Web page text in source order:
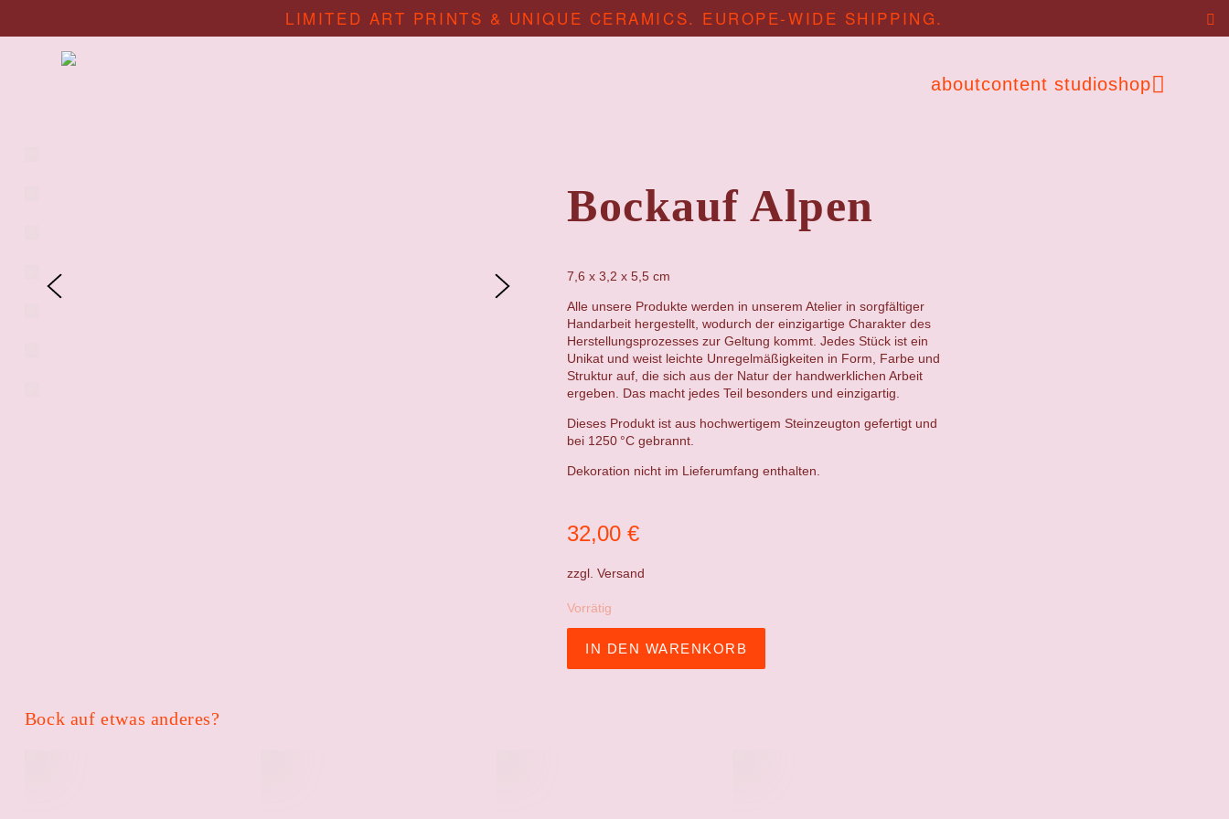
LIMITED ART PRINTS & UNIQUE CERAMICS. EUROPE-WIDE SHIPPING.
aboutcontent studioshop
Bockauf Alpen
zzgl.Versand
32,00€
Vorrätig
IN DEN WARENKORB
7,6 x 3,2 x 5,5 cm
Alle unsere Produkte werden in unserem Atelier in sorgfältiger
Handarbeit hergestellt, wodurch der einzigartige Charakter des
Herstellungsprozesses zur Geltung kommt. Jedes Stück ist ein
Unikat und weist leichte Unregelmäßigkeiten in Form, Farbe und
Struktur auf, die sich aus der Natur der handwerklichen Arbeit
ergeben. Das macht jedes Teil besonders und einzigartig.
Dieses Produkt ist aus hochwertigem Steinzeugton gefertigt und
bei 1250 °C gebrannt.
Dekoration nicht im Lieferumfang enthalten.
Bock auf etwas anderes?